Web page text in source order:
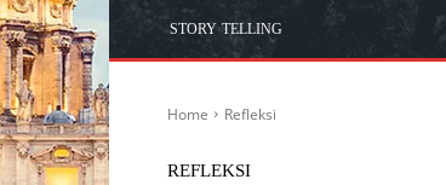
STORY TELLING
Home Refleksi
REFLEKSI